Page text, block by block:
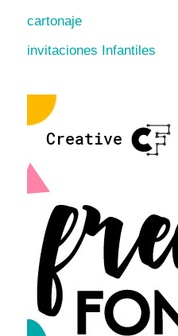
cartonaje
invitaciones Infantiles